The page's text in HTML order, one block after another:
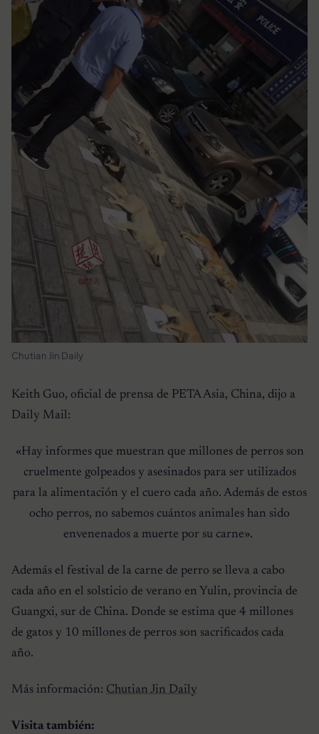
Chutian Jin Daily
Keith Guo, oficial de prensa de PETA Asia, China, dijo a
Daily Mail:
«Hay informes que muestran que millones de perros son
cruelmente golpeados y asesinados para ser utilizados
para la alimentación y el cuero cada año. Además de estos
ocho perros, no sabemos cuántos animales han sido
envenenados a muerte por su carne».
Además el festival de la carne de perro se lleva a cabo
cada año en el solsticio de verano en Yulin, provincia de
Guangxi, sur de China. Donde se estima que 4 millones
de gatos y 10 millones de perros son sacrificados cada
año.
Más información: Chutian Jin Daily
Visita también: